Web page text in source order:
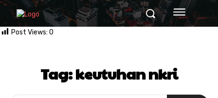
Post Views: 0
Tag:keutuhan nkri